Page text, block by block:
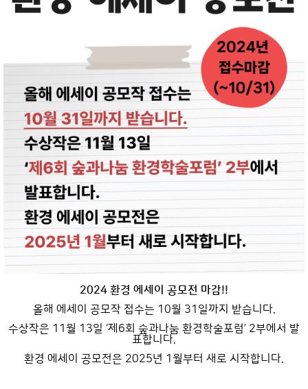
2024 환경 에세이 공모전 마감!!
올해 에세이 공모작 접수는 10월 31일까지 받습니다.
수상작은 11월 13일 ‘제6회 숲과나눔 환경학술포럼’ 2부에서 발
표합니다.
환경 에세이 공모전은 2025년 1월부터 새로 시작합니다.